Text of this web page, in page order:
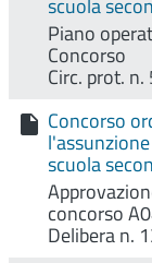
scuola
Piano
Concorso
Circ. prot.
Concorso
scuola
concorso
Delibera n.